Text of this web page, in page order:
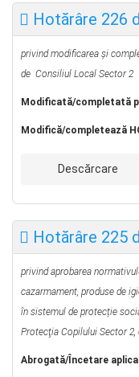
Hotărâre 226
privind modificarea şi
de Consiliul Local Sector 2
Modificată/completată
Modifică/completează
Descărcare
Hotărâre 225
privind aprobarea
cazarmament, produse de
în sistemul de protecție
Protecţia Copilului Sector
Abrogată/Încetare